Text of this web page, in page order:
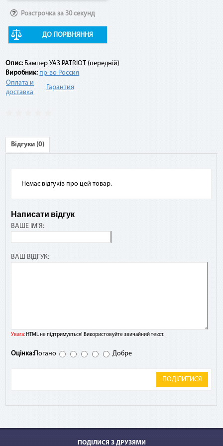
Розстрочка за 30 секунд
ДО ПОРІВНЯННЯ
Опис: Бампер УАЗ PATRIOT (передній)
Виробник: пр-во Россия
Оплата и
доставка
Гарантия
Відгуки (0)
Немає відгуків про цей товар.
Написати відгук
ВАШЕ ІМ'Я:
ВАШ ВІДГУК:
Увага:HTML не підтримується! Використовуйте звичайний текст.
Оцінка:Погано Добре
ПОДІЛИТИСЯ
ПОДІЛИСЯ З ДРУЗЯМИ
Например:
платежа подается заявка на досрочное погашение. При
этом сумма платежа составит: остаток задолженности (10
000 грн - 3 * 1 000 грн) + комиссия 2,9 % (10 000 грн * 2,9 %) =
7 290 грн.